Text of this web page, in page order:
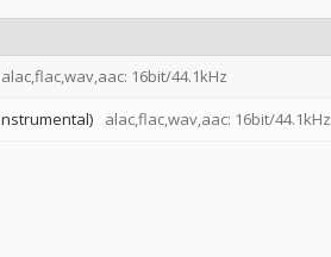
alac,flac,wav,aac: 16bit/44.1kHz
alac,flac,wav,aac: 16bit/44.1kHz